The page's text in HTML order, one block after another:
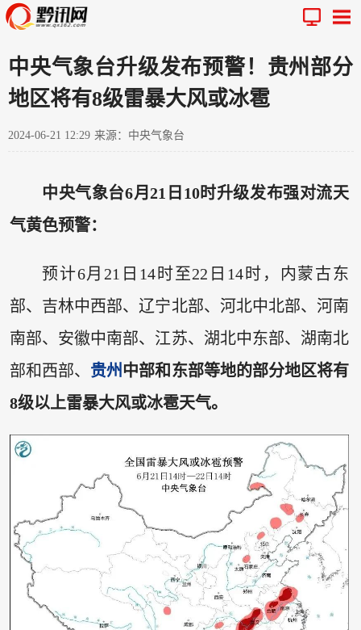
中央气象台升级发布预警！贵州部分
地区将有8级雷暴大风或冰雹
2024-06-21 12:29 来源：中央气象台
中央气象台6月21日10时升级发布强对流天
气黄色预警：
预计6月21日14时至22日14时，内蒙古东
部、吉林中西部、辽宁北部、河北中北部、河南
南部、安徽中南部、江苏、湖北中东部、湖南北
部和西部、 贵州 中部和东部等地的部分地区将有
8级以上雷暴大风或冰雹天气。